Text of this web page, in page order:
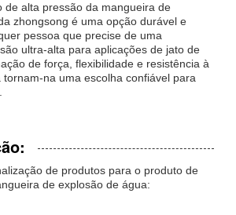
de alta pressão da mangueira de
zhongsong é uma opção durável e
pessoa que precise de uma
ultra-alta para aplicações de jato de
de força, flexibilidade e resistência à
na uma escolha confiável para
de produtos para o produto de
de explosão de água: